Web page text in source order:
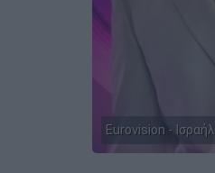
Eurovision - Ισραήλ